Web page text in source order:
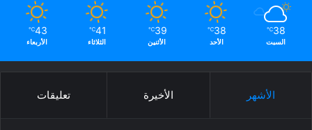
38
℃
السبت
38
℃
الأحد
39
℃
الأثنين
41
℃
الثلاثاء
43
℃
الأربعاء
الأشهر الأخيرة تعليقات